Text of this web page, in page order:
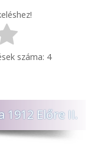
száma: 4
1912 Előre II.